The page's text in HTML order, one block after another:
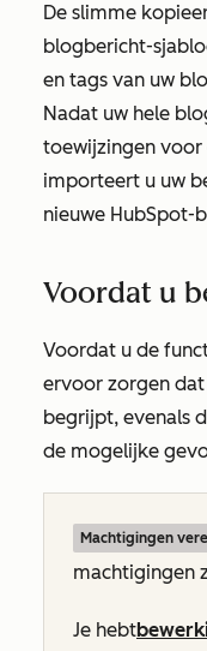
De slimme
blogbericht-
en tags van uw
Nadat uw hele
toewijzingen voor
importeert u uw
nieuwe HubSpot-
Voordat u
Voordat u de
ervoor zorgen
begrijpt, evenals
de mogelijke
Machtigingen
machtigingen
Je hebt